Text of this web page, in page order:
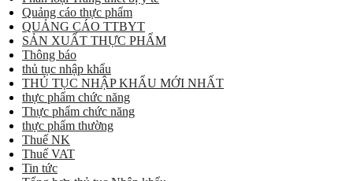
Quảng cáo thực phẩm
QUẢNG CÁO TTBYT
SẢN XUẤT THỰC PHẨM
Thông báo
thủ tục nhập khẩu
THỦ TỤC NHẬP KHẨU MỚI NHẤT
thực phẩm chức năng
Thực phẩm chức năng
thực phẩm thường
Thuế NK
Thuế VAT
Tin tức